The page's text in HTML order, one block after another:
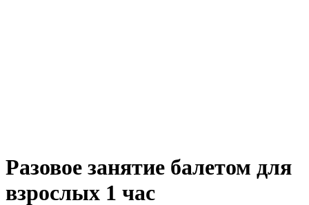
Разовое занятие балетом для
взрослых 1 час